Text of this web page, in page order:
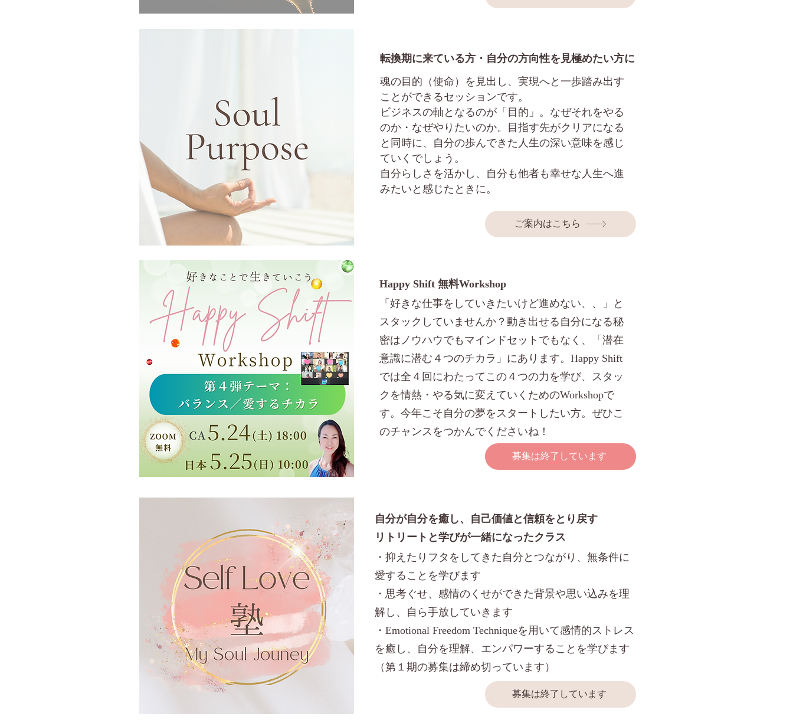
転換期に来ている方・自分の方向性を見極めたい方に
魂の目的（使命）を見出し、実現へと一歩踏み出す
ことができるセッションです。
ビジネスの軸となるのが「目的」。なぜそれをやる
のか・なぜやりたいのか。目指す先がクリアになる
と同時に、自分の歩んできた人生の深い意味を感じ
ていくでしょう。
自分らしさを活かし、自分も他者も幸せな人生へ進
みたいと感じたときに。
ご案内はこちら
Happy Shift 無料Workshop
「好きな仕事をしていきたいけど進めない、、」と
スタックしていませんか？動き出せる自分になる秘
密はノウハウでもマインドセットでもなく、「潜在
意識に潜む４つのチカラ」にあります。Happy Shift
では全４回にわたってこの４つの力を学び、スタッ
クを情熱・やる気に変えていくためのWorkshopで
す。今年こそ自分の夢をスタートしたい方。ぜひこ
のチャンスをつかんでくださいね！
募集は終了しています
自分が自分を癒し、自己価値と信頼をとり戻す
リトリートと学びが一緒になったクラス
・抑えたりフタをしてきた自分とつながり、無条件に
愛することを学びます
・思考ぐせ、感情のくせができた背景や思い込みを理
解し、自ら手放していきます
・Emotional Freedom Techniqueを用いて感情的ストレス
を癒し、自分を理解、エンパワーすることを学びます
（第１期の募集は締め切っています）
募集は終了しています